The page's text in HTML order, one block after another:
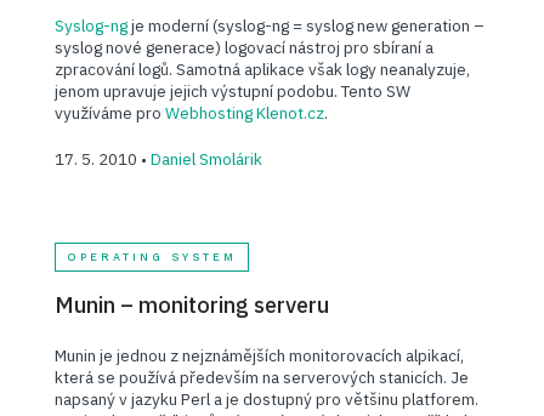
Syslog-ngje moderní (syslog-ng = syslog new generation –
syslog nové generace) logovací nástroj pro sbíraní a
zpracování logů. Samotná aplikace však logy neanalyzuje,
jenom upravuje jejich výstupní podobu. Tento SW
využíváme pro Webhosting Klenot.cz.
17. 5. 2010 • Daniel Smolárik
OPERATING SYSTEM
Munin – monitoring serveru
Munin je jednou z nejznámějších monitorovacích alpikací,
která se používá především na serverových stanicích. Je
napsaný v jazyku Perl a je dostupný pro většinu platforem.